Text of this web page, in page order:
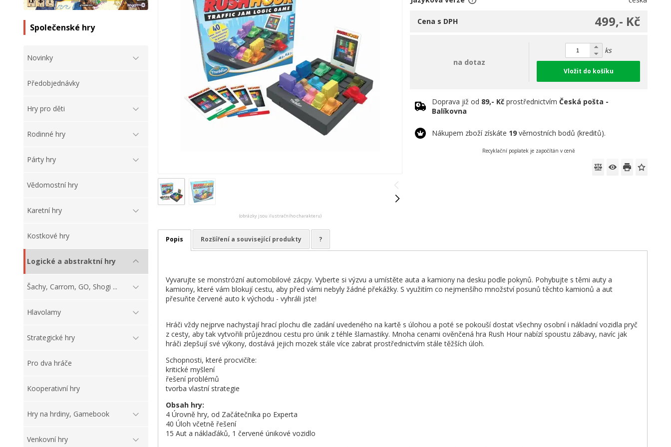
Společenské hry
Novinky
Předobjednávky
Hry pro děti
Rodinné hry
Párty hry
Vědomostní hry
Karetní hry
Kostkové hry
Logické a abstraktní hry
Šachy, Carrom, GO, Shogi ...
Hlavolamy
Strategické hry
Pro dva hráče
Kooperativní hry
Hry na hrdiny, Gamebook
Venkovní hry
(obrázky jsou ilustračního charakteru)
499,- Kč
Cena s DPH
na dotaz
ks
Vložit do košíku
Doprava již od 89,- Kč prostřednictvímČeská pošta -
Balíkovna
Nákupem zboží získáte 19 věrnostních bodů (kreditů).
Recyklační poplatek je započítán v ceně
Popis Rozšíření a související produkty ?
Vyvarujte se monstrózní automobilové zácpy. Vyberte si výzvu a umístěte auta a kamiony na desku podle pokynů. Pohybujte s těmi auty a
kamiony, které vám blokují cestu, aby před vámi nebyly žádné překážky. S využitím co nejmenšího množství posunů těchto kamionů a aut
přesuňte červené auto k východu - vyhráli jste!
Hráči vždy nejprve nachystají hrací plochu dle zadání uvedeného na kartě s úlohou a poté se pokouší dostat všechny osobní i nákladní vozidla pryč
z cesty, aby tak vytvořili průjezdnou cestu pro únik z téhle šlamastiky. Mnoha cenami ověnčená hra Rush Hour nabízí spoustu zábavy, navíc jak
hráči zlepšují své výkony, dostává jejich mozek stále více zabrat prostřednictvím stále těžších úloh.
Schopnosti, které procvičíte:
kritické myšlení
řešení problémů
tvorba vlastní strategie
Obsah hry:
4 Úrovně hry, od Začátečníka po Experta
40 Úloh včetně řešení
15 Aut a náklaďáků, 1 červené únikové vozidlo